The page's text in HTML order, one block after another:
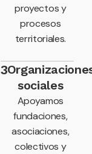
proyectos y
procesos
territoriales.
3
sociales
Apoyamos
fundaciones,
asociaciones,
colectivos y